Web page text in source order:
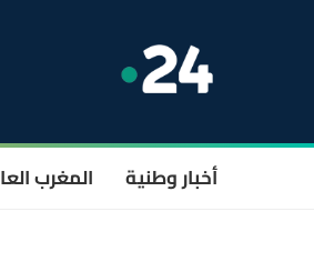
أخبار وطنية المغرب